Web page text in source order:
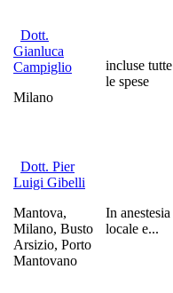
Dott.
Gianluca
Campiglio
Milano
incluse tutte
le spese
Dott. Pier
Luigi Gibelli
Mantova,
Milano, Busto
Arsizio, Porto
Mantovano
In anestesia
locale e...